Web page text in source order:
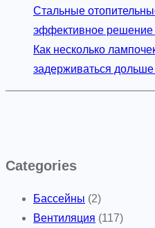
Стальные
эффективное решение
Как несколько
задерживаться
Categories
Бассейны (2)
Вентиляция (117)